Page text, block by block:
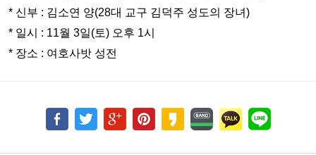
* 신부 : 김소연 양(28대 교구 김덕주 성도의 장녀)
* 일시 : 11월 3일(토) 오후 1시
* 장소 : 여호사밧 성전